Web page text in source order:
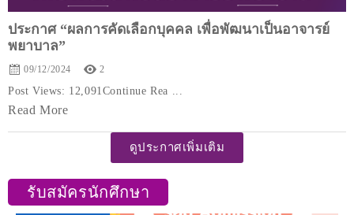
ประกาศ “ผลการคัดเลือกบุคคล เพื่อพัฒนาเป็นอาจารย์
พยาบาล”
09/12/2024 2
Post Views: 12,091Continue Rea ...
Read More
ดูประกาศเพิ่มเติม
รับสมัครนักศึกษา